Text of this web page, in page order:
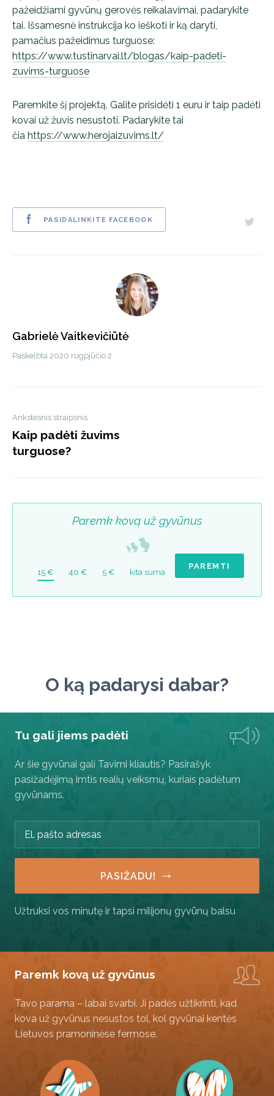
pažeidžiami gyvūnų gerovės reikalavimai, padarykite
tai. Išsamesnė instrukcija ko ieškoti ir ką daryti,
pamačius pažeidimus turguose:
https://www.tustinarvai.lt/blogas/kaip-padeti-
zuvims-turguose
Paremkite šį projektą. Galite prisidėti 1 euru ir taip padėti
kovai už žuvis nesustoti. Padarykite tai
čia https://www.herojaizuvims.lt/
PASIDALINKITE FACEBOOK
Gabrielė Vaitkevičiūtė
Paskelbta 2020 rugpjūčio 2
Ankstesnis straipsnis
Kaip padėti žuvims
turguose?
Paremk kovą už gyvūnus
15 € 40 € 5 € kita suma
PAREMTI
O ką padarysi dabar?
Tu gali jiems padėti
Ar šie gyvūnai gali Tavimi kliautis? Pasirašyk
pasižadėjimą imtis realių veiksmų, kuriais padėtum
gyvūnams.
PASIŽADU! →
Užtruksi vos minutę ir tapsi milijonų gyvūnų balsu
Paremk kovą už gyvūnus
Tavo parama – labai svarbi. Ji padės užtikrinti, kad
kova už gyvūnus nesustos tol, kol gyvūnai kentės
Lietuvos pramoninėse fermose.